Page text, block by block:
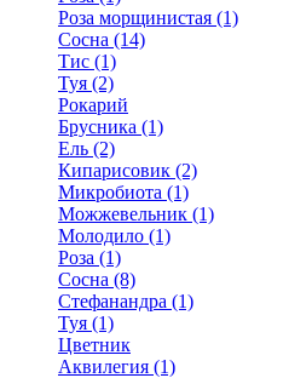
Роза морщинистая (1)
Сосна (14)
Тис (1)
Туя (2)
Рокарий
Брусника (1)
Ель (2)
Кипарисовик (2)
Микробиота (1)
Можжевельник (1)
Молодило (1)
Роза (1)
Сосна (8)
Стефанандра (1)
Туя (1)
Цветник
Аквилегия (1)